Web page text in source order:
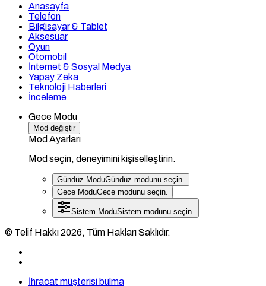
Anasayfa
Telefon
Bilgisayar & Tablet
Aksesuar
Oyun
Otomobil
İnternet & Sosyal Medya
Yapay Zeka
Teknoloji Haberleri
İnceleme
Gece Modu
Mod değiştir
Mod Ayarları
Mod seçin, deneyimini kişiselleştirin.
Gündüz ModuGündüz modunu seçin.
Gece ModuGece modunu seçin.
Sistem ModuSistem modunu seçin.
© Telif Hakkı 2026, Tüm Hakları Saklıdır.
İhracat müşterisi bulma